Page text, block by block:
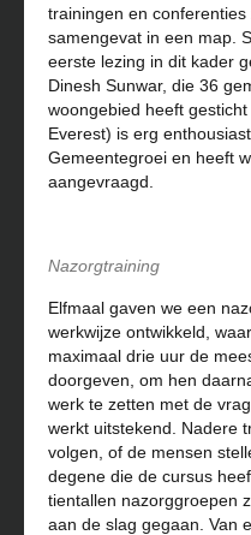
trainingen en
samengevat in een map.
eerste lezing in dit kader
Dinesh Sunwar, die 36
woongebied heeft
Everest) is erg
Gemeentegroei en heeft
aangevraagd.
Nazorgtraining
Elfmaal gaven we een
werkwijze ontwikkeld,
maximaal drie uur de
doorgeven, om hen
werk te zetten met de
werkt uitstekend. Nadere
volgen, of de mensen
degene die de cursus
tientallen nazorggroepen
aan de slag gegaan. Van